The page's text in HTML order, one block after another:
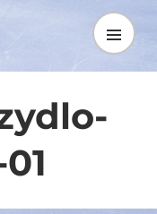
MENÜ